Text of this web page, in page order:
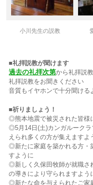
小川先生の説教
■礼拝説教が聞けます
過去の礼拝次第から礼拝説
礼拝説教をお聞きください
音質もイヤホンで十分聞ける
■祈 りましょう！
◎熊本地震で被災された皆様
◎5月14日(土)カンガルーク
えられ多くの方が集えますよ
◎新たに家庭を築かれる方・
すように
◎新しく久保田牧師が就職さ
の導きにより守られますよう
◎新たな命を与えられたご家